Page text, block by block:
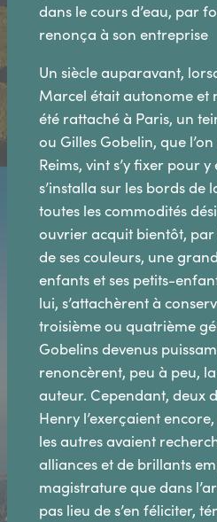
dans le cours d’eau, par
renonça à son entreprise
Un siècle auparavant,
Marcel était autonome et
été rattaché à Paris, un
ou Gilles Gobelin, que
Reims, vint s’y fixer pour
s’installa sur les bords de
toutes les commodités
ouvrier acquit bientôt, par
de ses couleurs, une
enfants et ses petits-
lui, s’attachèrent à
troisième ou quatrième
Gobelins devenus
renoncèrent, peu à peu,
auteur. Cependant, deux
Henry l’exerçaient
les autres avaient
alliances et de brillants
magistrature que dans
pas lieu de s’en féliciter,